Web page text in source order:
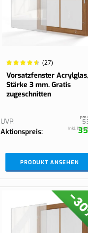
Wertung:
95.6%
(27)
Vorsatzfenster Acrylglas,
Stärke 3 mm. Gratis
zugeschnitten
UVP
Aktionspreis
pro
Inkl. 19 %
PRODUKT ANSEHEN